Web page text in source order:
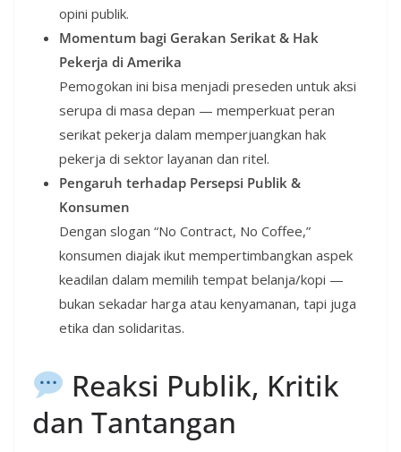
opini publik.
Momentum bagi Gerakan Serikat & Hak
Pekerja di Amerika
Pemogokan ini bisa menjadi preseden untuk aksi
serupa di masa depan — memperkuat peran
serikat pekerja dalam memperjuangkan hak
pekerja di sektor layanan dan ritel.
Pengaruh terhadap Persepsi Publik &
Konsumen
Dengan slogan “No Contract, No Coffee,”
konsumen diajak ikut mempertimbangkan aspek
keadilan dalam memilih tempat belanja/kopi —
bukan sekadar harga atau kenyamanan, tapi juga
etika dan solidaritas.
Reaksi Publik, Kritik
dan Tantangan